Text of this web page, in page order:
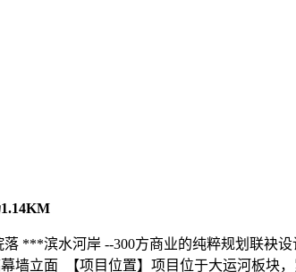
***滨水河岸 --300方商业的纯粹规划联袂
墙立面 【项目位置】项目位于大运河板块，